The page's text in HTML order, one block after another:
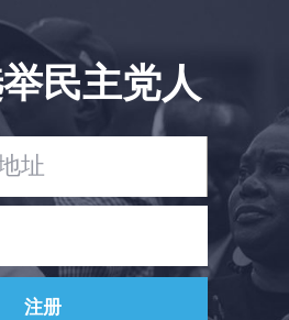
您的派对
行动
Vote
捐赠民主党人